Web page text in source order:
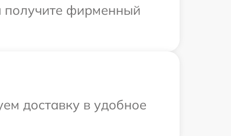
получите фирменный
доставку в удобное